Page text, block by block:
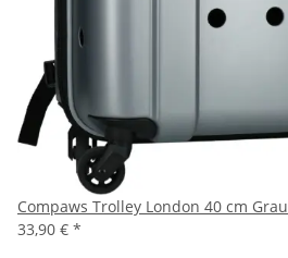
Compaws Trolley London 40 cm Grau
33,90 € *